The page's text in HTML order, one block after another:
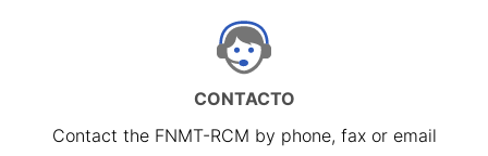
CONTACTO
Contact the FNMT-RCM by phone, fax or email